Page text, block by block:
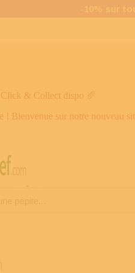
Click & Collect dispo 🥖
! Bienvenue sur notre nouveau